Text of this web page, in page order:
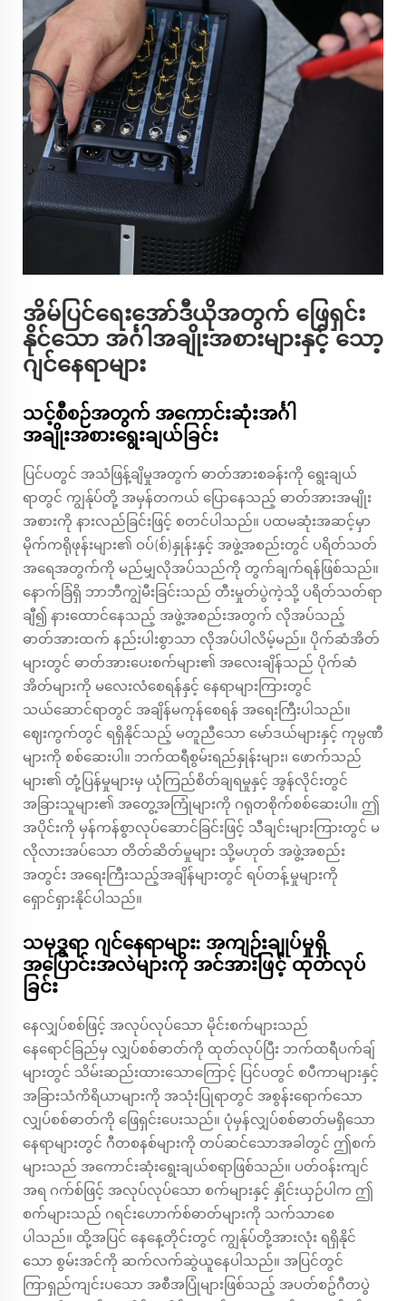
အိမ်ပြင်ရေးအော်ဒီယိုအတွက် ဖြေရှင်း
နိုင်သော အင်္ဂါအချိုးအစားများနှင့် သော့
ဂျင်နေရာများ
သင့်စီစဉ်အတွက် အကောင်းဆုံးအင်္ဂါ
အချိုးအစားရွေးချယ်ခြင်း
ပြင်ပတွင် အသံဖြန့်ချိမှုအတွက် ဓာတ်အားစခန်းကို ရွေးချယ်
ရာတွင် ကျွန်ုပ်တို့ အမှန်တကယ် ပြောနေသည့် ဓာတ်အားအမျိုး
အစားကို နားလည်ခြင်းဖြင့် စတင်ပါသည်။ ပထမဆုံးအဆင့်မှာ
မိုက်ကရိုဖုန်းများ၏ ဝပ်(စ်)နှုန်းနှင့် အဖွဲ့အစည်းတွင် ပရိတ်သတ်
အရေအတွက်ကို မည်မျှလိုအပ်သည်ကို တွက်ချက်ရန်ဖြစ်သည်။
နောက်ခြံရှိ ဘာဘီကျွဲမီးခြင်းသည် တီးမှုတ်ပွဲကဲ့သို့ ပရိတ်သတ်ရာ
ချီ၍ နားထောင်နေသည့် အဖွဲ့အစည်းအတွက် လိုအပ်သည့်
ဓာတ်အားထက် နည်းပါးစွာသာ လိုအပ်ပါလိမ့်မည်။ ပိုက်ဆံအိတ်
များတွင် ဓာတ်အားပေးစက်များ၏ အလေးချိန်သည် ပိုက်ဆံ
အိတ်များကို မလေးလံစေရန်နှင့် နေရာများကြားတွင်
သယ်ဆောင်ရာတွင် အချိန်မကုန်စေရန် အရေးကြီးပါသည်။
ဈေးကွက်တွင် ရရှိနိုင်သည့် မတူညီသော မော်ဒယ်များနှင့် ကုမ္ပဏီ
များကို စစ်ဆေးပါ။ ဘက်ထရီစွမ်းရည်နှုန်းများ၊ ဖောက်သည်
များ၏ တုံ့ပြန်မှုများမှ ယုံကြည်စိတ်ချရမှုနှင့် အွန်လိုင်းတွင်
အခြားသူများ၏ အတွေ့အကြုံများကို ဂရုတစိုက်စစ်ဆေးပါ။ ဤ
အပိုင်းကို မှန်ကန်စွာလုပ်ဆောင်ခြင်းဖြင့် သီချင်းများကြားတွင် မ
လိုလားအပ်သော တိတ်ဆိတ်မှုများ သို့မဟုတ် အဖွဲ့အစည်း
အတွင်း အရေးကြီးသည့်အချိန်များတွင် ရပ်တန့်မှုများကို
ရှောင်ရှားနိုင်ပါသည်။
သမုဒ္ဒရာ ဂျင်နေရာများ: အကျဉ်းချုပ်မှုရှိ
အပြောင်းအလဲများကို အင်အားဖြင့် ထုတ်လုပ်
ခြင်း
နေလျှပ်စစ်ဖြင့် အလုပ်လုပ်သော မိုင်းစက်များသည်
နေရောင်ခြည်မှ လျှပ်စစ်ဓာတ်ကို ထုတ်လုပ်ပြီး ဘက်ထရီပက်ချ်
များတွင် သိမ်းဆည်းထားသောကြောင့် ပြင်ပတွင် စပီကာများနှင့်
အခြားသံကိရိယာများကို အသုံးပြုရာတွင် အစွန်းရောက်သော
လျှပ်စစ်ဓာတ်ကို ဖြေရှင်းပေးသည်။ ပုံမှန်လျှပ်စစ်ဓာတ်မရှိသော
နေရာများတွင် ဂီတစနစ်များကို တပ်ဆင်သောအခါတွင် ဤစက်
များသည် အကောင်းဆုံးရွေးချယ်စရာဖြစ်သည်။ ပတ်ဝန်းကျင်
အရ ဂက်စ်ဖြင့် အလုပ်လုပ်သော စက်များနှင့် နှိုင်းယှဉ်ပါက ဤ
စက်များသည် ဂရင်းဟောက်စ်ဓာတ်များကို သက်သာစေ
ပါသည်။ ထို့အပြင် နေနေ့တိုင်းတွင် ကျွန်ုပ်တို့အားလုံး ရရှိနိုင်
သော စွမ်းအင်ကို ဆက်လက်ဆွဲယူနေပါသည်။ အပြင်တွင်
ကြာရှည်ကျင်းပသော အစီအပြုံများဖြစ်သည့် အပတ်စဥ်ဂီတပွဲ